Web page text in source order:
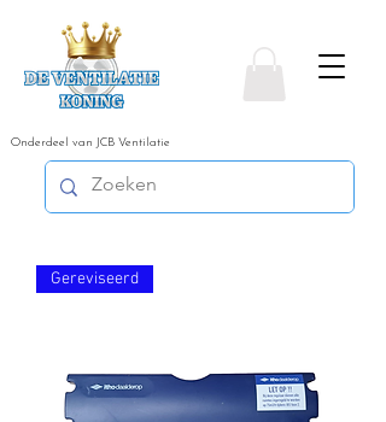
Onderdeel van JCB Ventilatie
Gereviseerd